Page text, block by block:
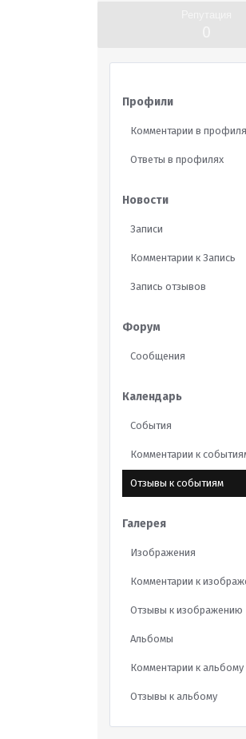
Профили
Комментарии в
Ответы в профилях
Новости
Записи
Комментарии к Запись
Запись отзывов
Форум
Сообщения
Календарь
События
Комментарии к
Отзывы к событиям
Галерея
Изображения
Комментарии к
Отзывы к изображению
Альбомы
Комментарии к альбому
Отзывы к альбому